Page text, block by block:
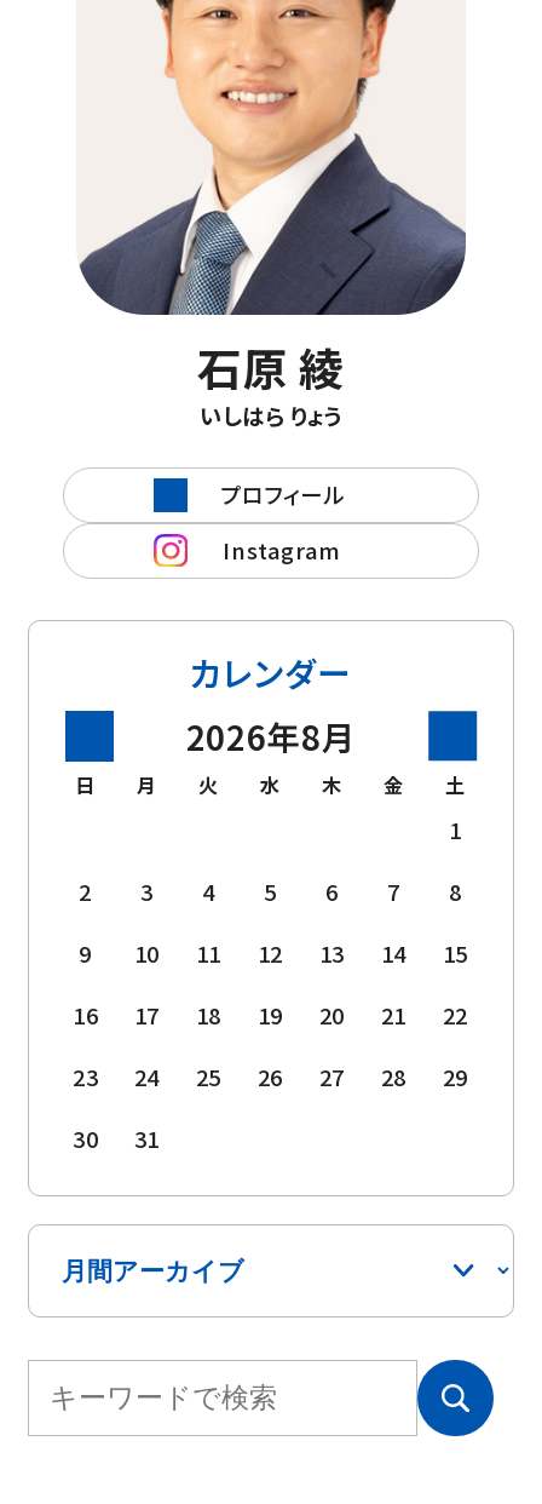
石原 綾
いしはら りょう
プロフィール
Instagram
カレンダー
2026年8月
日 月 火 水 木 金 土
1
2
3 4 5 6 7
8
9
10 11 12 13 14
15
16
17 18 19 20 21
22
23
24 25 26 27 28
29
30
31